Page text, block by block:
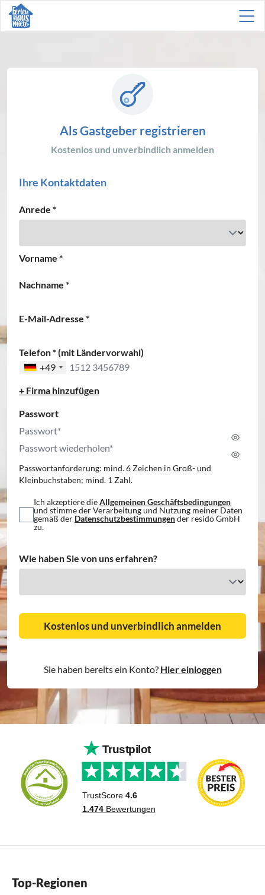
Als Gastgeber registrieren
Kostenlos und unverbindlich anmelden
Ihre Kontaktdaten
Anrede *
Vorname *
Nachname *
E-Mail-Adresse *
Telefon* (mit Ländervorwahl)
+49
+ Firma hinzufügen
Passwort
Passwortanforderung: mind. 6 Zeichen in Groß- und
Kleinbuchstaben; mind. 1 Zahl.
Ich akzeptiere dieAllgemeinen Geschäftsbedingungen
und stimme der Verarbeitung und Nutzung meiner Daten
gemäß der Datenschutzbestimmungender resido GmbH
zu.
Wie haben Sie von uns erfahren?
Sie haben bereits ein Konto? Hier einloggen
Top-Regionen